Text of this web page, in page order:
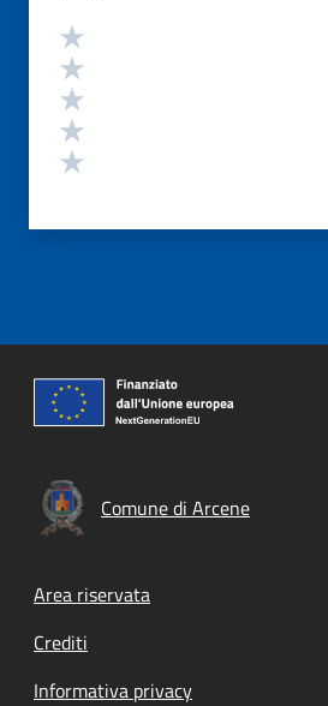
Valutazione
Comune di Arcene
Footer menu
Area riservata
Crediti
Informativa privacy